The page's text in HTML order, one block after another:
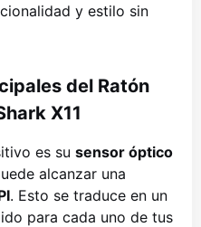
y estilo sin
del Ratón
X11
es su sensor óptico
alcanzar una
. Esto se traduce en un
para cada uno de tus